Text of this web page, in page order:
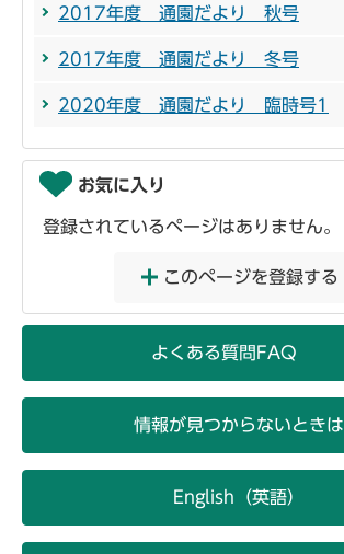
2017年度 通園だより 秋号
2017年度 通園だより 冬号
2020年度 通園だより 臨時号1
お気に入り
登録されているページはありません。
このページを登録する
よくある質問FAQ
情報が見つからないときは
English（英語）